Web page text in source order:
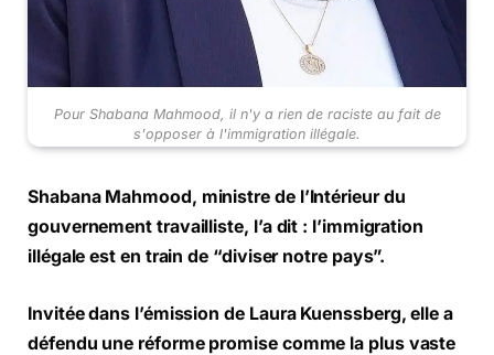
Pour Shabana Mahmood, il n'y a rien de raciste au fait de
s'opposer à l'immigration illégale.
Shabana Mahmood, ministre de l’Intérieur du
gouvernement travailliste, l’a dit : l’immigration
illégale est en train de “diviser notre pays”.
Invitée dans l’émission de Laura Kuenssberg, elle a
défendu une réforme promise comme la plus vaste